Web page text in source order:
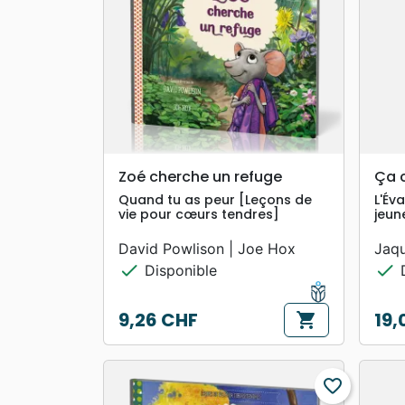
search APERÇU RAPIDE
Zoé cherche un refuge
Quand tu as peur [Leçons de
vie pour cœurs tendres]
David Powlison | Joe Hox
check Disponible
Prix
9,26 CHF shopping_cart
Ça
check
Prix
favorite_border